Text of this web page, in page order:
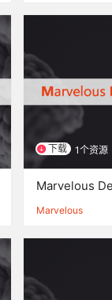
下载 1个资源
Marvelous
Marvelous